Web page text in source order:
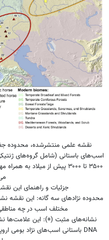
نقشه علمی منتشرشده، محدوده
۳۵۰۰ تا ۳۰۰۰ پیش از میلاد
جزئیات و راهنمای این
مختلف اسب در چه
نشانه‌های مثبت (+): این علامت‌ها